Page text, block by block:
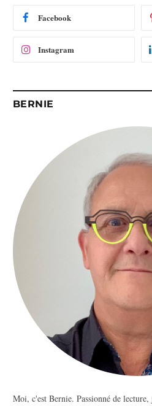
Facebook
Instagram
BERNIE
Moi, c'est Bernie. Passionné de